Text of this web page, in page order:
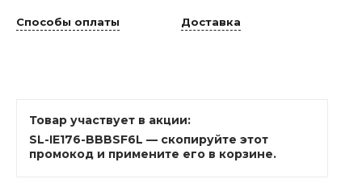
Способы оплаты Доставка
Товар участвует в акции:
SL-IE176-BBBSF6L — скопируйте этот
промокод и примените его в корзине.